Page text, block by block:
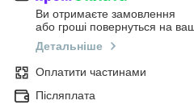
Ви отримаєте замовлення
або гроші повернуться на
Детальніше
Оплатити частинами
Післяплата